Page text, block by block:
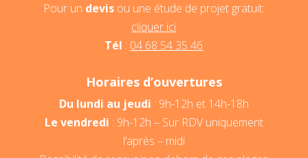
Pour un devisou une étude de projet gratuit:
cliquer ici
Tél : 04 68 54 35 46
Horaires d’ouvertures
Du lundi au jeudi : 9h-12h et 14h-18h
Le vendredi : 9h-12h – Sur RDV uniquement
l’après – midi